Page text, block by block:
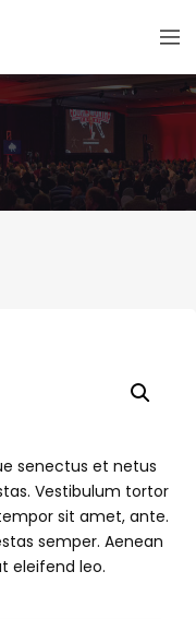
senectus et netus
Vestibulum tortor
sit amet, ante.
semper. Aenean
eleifend leo.